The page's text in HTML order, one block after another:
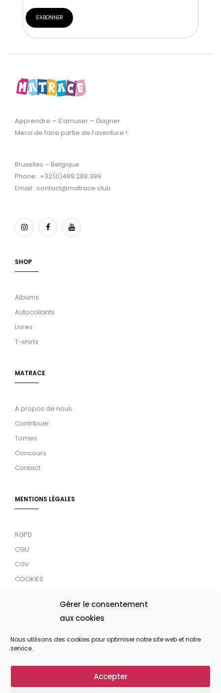
Gérer le consentement
aux cookies
Nous utilisons des cookies pour optimiser notre site web et notre
service.
Accepter
Apprendre – S’amuser – Gagner
Merci de faire partie de l’aventure !
Bruxelles – Belgique
Phone : +32(0)489.288.399
Email : contact@matrace.club
SHOP
Albums
Autocollants
Livres
T-shirts
MATRACE
A propos de nous
Contribuer
Tomes
Concours
Contact
MENTIONS LÉGALES
RGPD
CGU
CGV
COOKIES